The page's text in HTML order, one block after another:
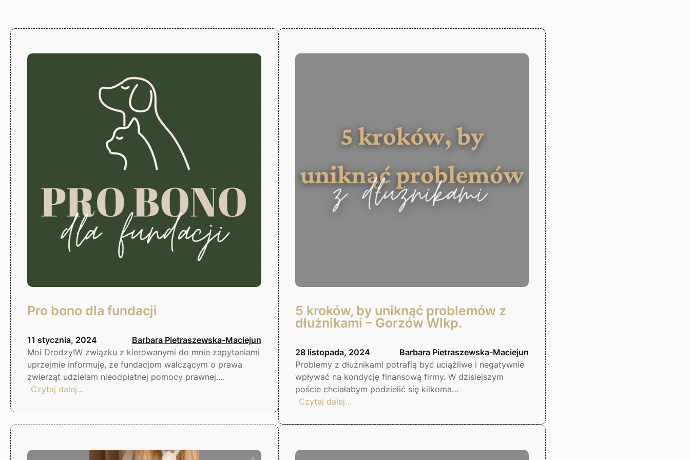
Pro bono dla fundacji
11 stycznia, 2024
Barbara Pietraszewska-Maciejun
Moi Drodzy!W związku z kierowanymi do mnie zapytaniami
uprzejmie informuję, że fundacjom walczącym o prawa
zwierząt udzielam nieodpłatnej pomocy prawnej.…
Czytaj dalej…
bono
dla
5 kroków, by uniknąć problemów z
dłużnikami – Gorzów Wlkp.
28 listopada, 2024
Barbara Pietraszewska-Maciejun
Problemy z dłużnikami potrafią być uciążliwe i negatywnie
wpływać na kondycję finansową firmy. W dzisiejszym
poście chciałabym podzielić się kilkoma…
Czytaj dalej…
kroków,
uniknąć